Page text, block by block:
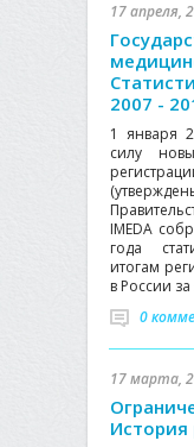
17 апреля,
2007 -
1 января
силу
IMEDA
года
итогам
в России
0
17 марта,
История